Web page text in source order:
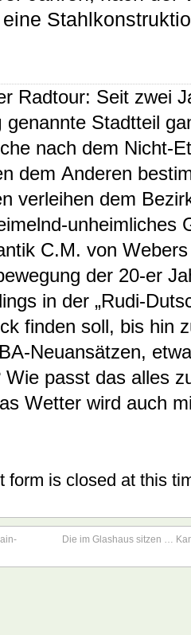
Radtour: Seit zwei
genannte Stadtteil
nach dem Nicht-
dem Anderen
verleihen dem
unheimliches
C.M. von
der 20-er
in der „Rudi-
finden soll, bis hin
Neuansätzen,
Wie passt das alles
Wetter wird auch
form is closed at this
Die im Glashaus sitzen …